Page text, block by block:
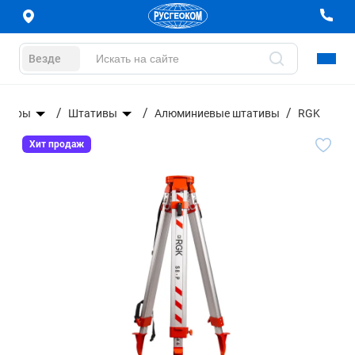
Везде
Штативы Алюминиевые штативы RGK
Хит продаж